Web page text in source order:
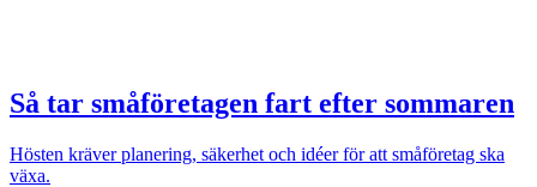
Så tar småföretagen fart efter sommaren
Hösten kräver planering, säkerhet och idéer för att småföretag ska
växa.